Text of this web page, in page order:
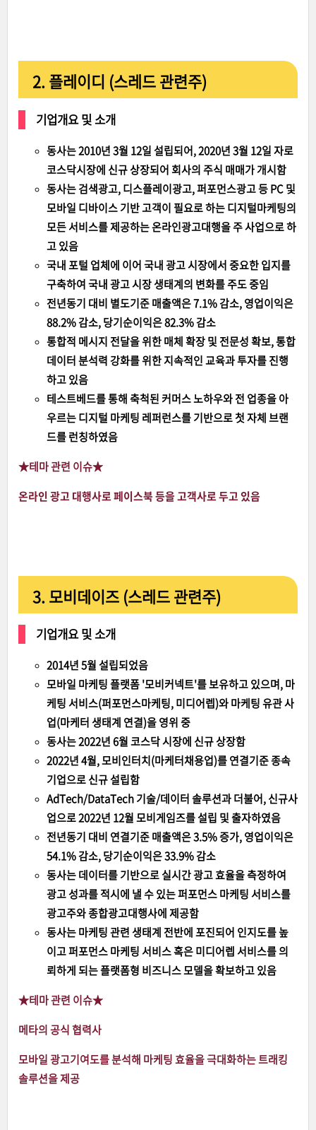
2. 플레이디 (스레드 관련주)
기업개요 및 소개
동사는 2010년 3월 12일 설립되어, 2020년 3월 12일 자로
코스닥시장에 신규 상장되어 회사의 주식 매매가 개시함
동사는 검색광고, 디스플레이광고, 퍼포먼스광고 등 PC 및
모바일 디바이스 기반 고객이 필요로 하는 디지털마케팅의
모든 서비스를 제공하는 온라인광고대행을 주 사업으로 하
고 있음
국내 포털 업체에 이어 국내 광고 시장에서 중요한 입지를
구축하여 국내 광고 시장 생태계의 변화를 주도 중임
전년동기 대비 별도기준 매출액은 7.1% 감소, 영업이익은
88.2% 감소, 당기순이익은 82.3% 감소
통합적 메시지 전달을 위한 매체 확장 및 전문성 확보, 통합
데이터 분석력 강화를 위한 지속적인 교육과 투자를 진행
하고 있음
테스트베드를 통해 축척된 커머스 노하우와 전 업종을 아
우르는 디지털 마케팅 레퍼런스를 기반으로 첫 자체 브랜
드를 런칭하였음
★테마 관련 이슈★
온라인 광고 대행사로 페이스북 등을 고객사로 두고 있음
3. 모비데이즈 (스레드 관련주)
기업개요 및 소개
2014년 5월 설립되었음
모바일 마케팅 플랫폼 '모비커넥트'를 보유하고 있으며, 마
케팅 서비스(퍼포먼스마케팅, 미디어렙)와 마케팅 유관 사
업(마케터 생태계 연결)을 영위 중
동사는 2022년 6월 코스닥 시장에 신규 상장함
2022년 4월, 모비인터치(마케터채용업)를 연결기준 종속
기업으로 신규 설립함
AdTech/DataTech 기술/데이터 솔루션과 더불어, 신규사
업으로 2022년 12월 모비게임즈를 설립 및 출자하였음
전년동기 대비 연결기준 매출액은 3.5% 증가, 영업이익은
54.1% 감소, 당기순이익은 33.9% 감소
동사는 데이터를 기반으로 실시간 광고 효율을 측정하여
광고 성과를 적시에 낼 수 있는 퍼포먼스 마케팅 서비스를
광고주와 종합광고대행사에 제공함
동사는 마케팅 관련 생태계 전반에 포진되어 인지도를 높
이고 퍼포먼스 마케팅 서비스 혹은 미디어렙 서비스를 의
뢰하게 되는 플랫폼형 비즈니스 모델을 확보하고 있음
★테마 관련 이슈★
메타의 공식 협력사
모바일 광고기여도를 분석해 마케팅 효율을 극대화하는 트래킹
솔루션을 제공